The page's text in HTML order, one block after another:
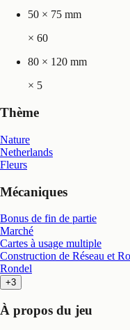
50 × 75 mm
× 60
80 × 120 mm
× 5
Thème
Nature
Netherlands
Fleurs
Mécaniques
Bonus de fin de partie
Marché
Cartes à usage multiple
Construction de Réseau et
Rondel
+3
À propos du jeu